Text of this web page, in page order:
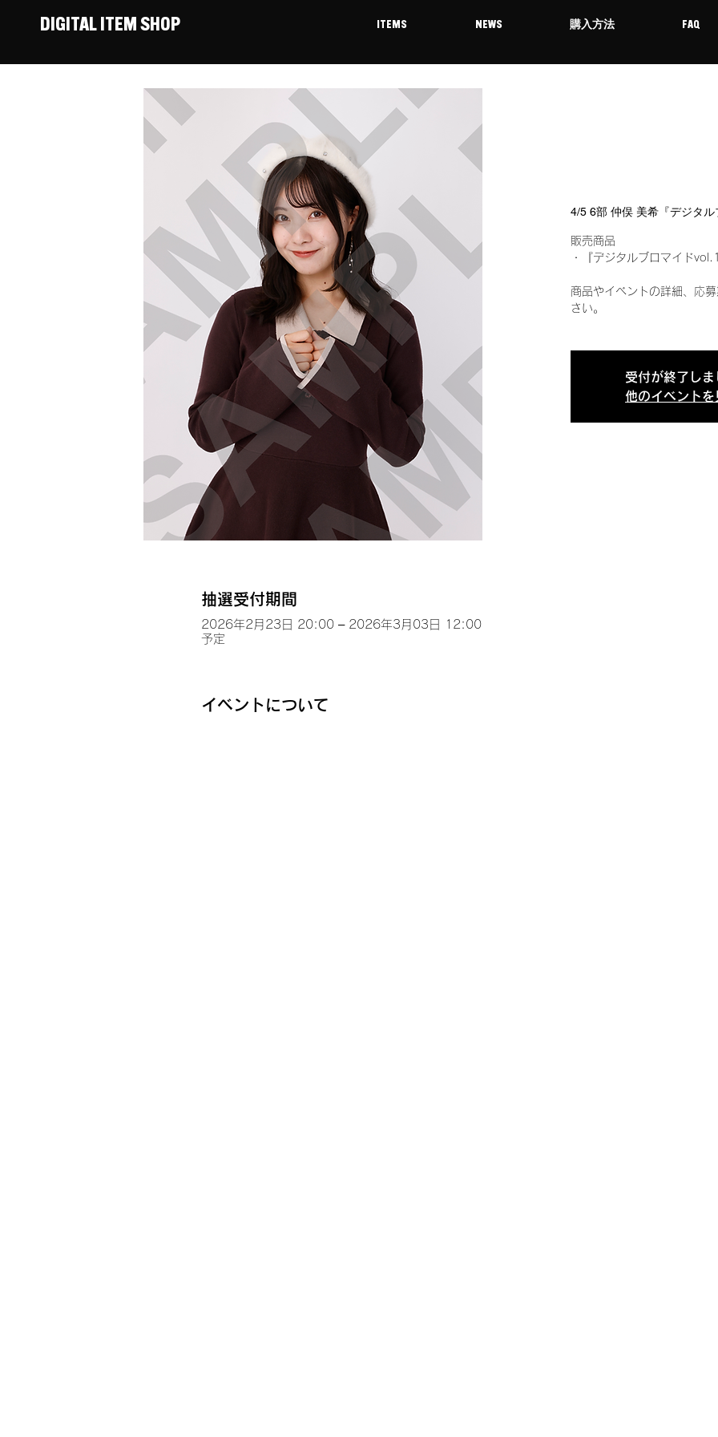
DIGITAL ITEM SHOP ITEMS NEWS 購入方法 FAQ
4/5 6部 仲俣 美希『デジタ
販売商品
・『デジタルブロマイド
商品やイベントの詳細、応
さい。
受付が終了しま
他のイベントを
抽選受付期間
2026年2月23日 20:00 – 2026年3月03日 12:00
予定
イベントについて